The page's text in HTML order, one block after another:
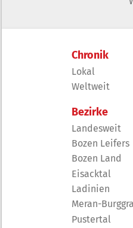
Chronik
Lokal
Weltweit
Bezirke
Landesweit
Bozen Leifers
Bozen Land
Eisacktal
Ladinien
Meran-
Pustertal